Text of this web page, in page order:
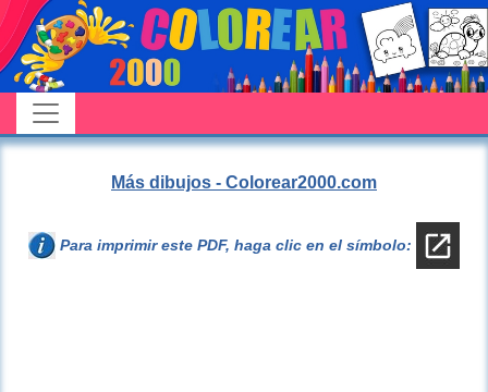
Más dibujos - Colorear2000.com
Para imprimir este PDF, haga clic en el símbolo: